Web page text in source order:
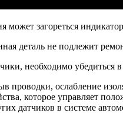
может загореться
деталь не подлежит
необходимо убедиться
проводки, ослабление
которое управляет
датчиков в системе